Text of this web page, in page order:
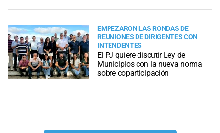
EMPEZARON LAS RONDAS DE
REUNIONES DE DIRIGENTES CON
INTENDENTES
El PJ quiere discutir Ley de
Municipios con la nueva norma
sobre coparticipación